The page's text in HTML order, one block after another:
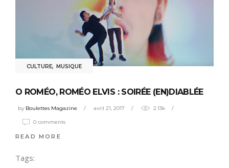
CULTURE, MUSIQUE
O ROMÉO, ROMÉO ELVIS : SOIRÉE (EN)DIABLÉE
by Boulettes Magazine avril 21, 2017 2.13k
0 comments
READ MORE
Tags: